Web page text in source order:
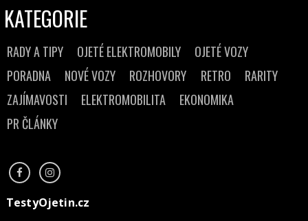
KATEGORIE
RADY A TIPY OJETÉ ELEKTROMOBILY
OJETÉ VOZY
PORADNA
NOVÉ VOZY ROZHOVORY RETRO
RARITY
ZAJÍMAVOSTI
ELEKTROMOBILITA
EKONOMIKA
PR ČLÁNKY
TestyOjetin.cz